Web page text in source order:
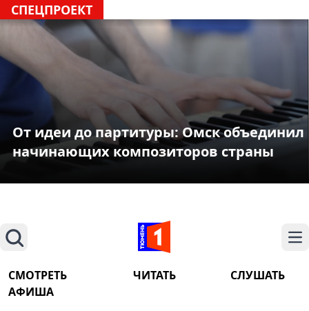
СПЕЦПРОЕКТ
От идеи до партитуры: Омск объединил
начинающих композиторов страны
Поиск
СМОТРЕТЬ ЧИТАТЬ
СЛУШАТЬ
АФИША